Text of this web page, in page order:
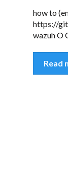
how to
https://
wazuh O
Read